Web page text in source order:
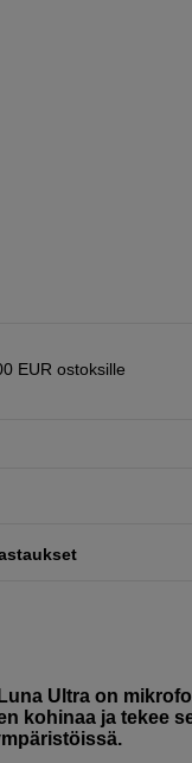
EUR ostoksille
Ultra on
kohinaa ja tekee